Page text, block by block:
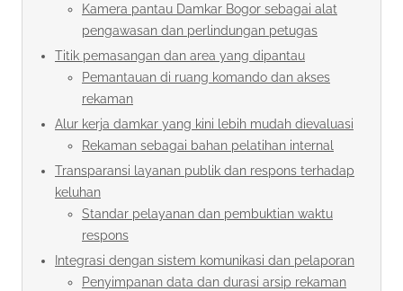
Kamera pantau Damkar Bogor sebagai alat
pengawasan dan perlindungan petugas
Titik pemasangan dan area yang dipantau
Pemantauan di ruang komando dan akses
rekaman
Alur kerja damkar yang kini lebih mudah dievaluasi
Rekaman sebagai bahan pelatihan internal
Transparansi layanan publik dan respons terhadap
keluhan
Standar pelayanan dan pembuktian waktu
respons
Integrasi dengan sistem komunikasi dan pelaporan
Penyimpanan data dan durasi arsip rekaman